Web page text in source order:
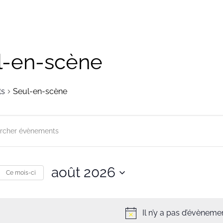
Il n’y a pas
en-scène
Seul-en-scène
Ce mois-ci août 2026